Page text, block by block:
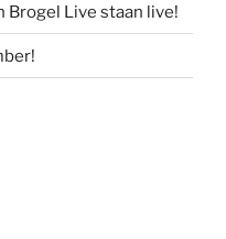
Brogel Live staan live!